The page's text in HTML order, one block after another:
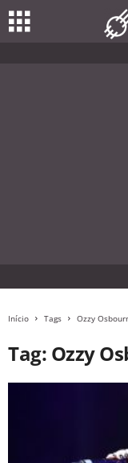
Início Tags Ozzy
Tag: Ozzy